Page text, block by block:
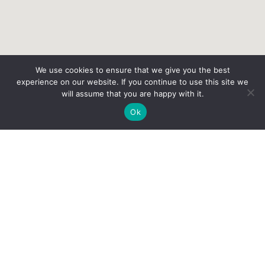
We use cookies to ensure that we give you the best
experience on our website. If you continue to use this site we
will assume that you are happy with it.
Ok